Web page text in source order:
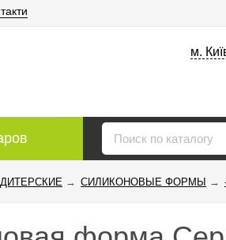
м.
→ СИЛИКОНОВЫЕ ФОРМЫ →